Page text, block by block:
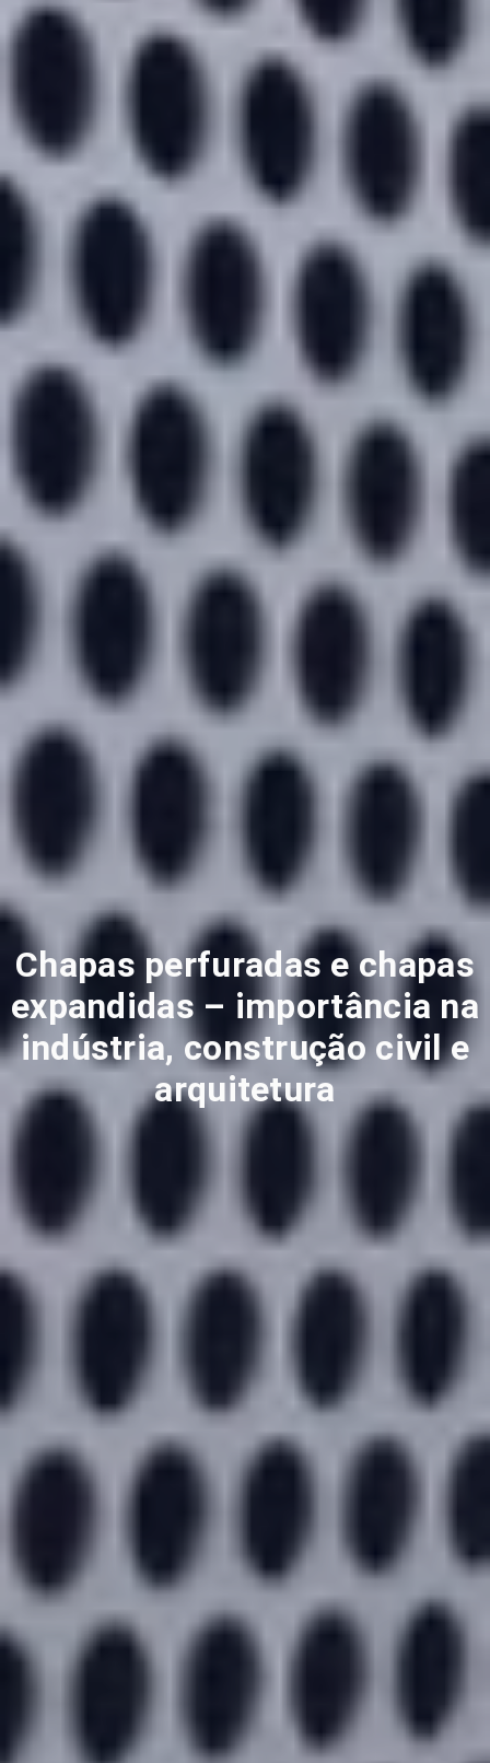
Chapas perfuradas e chapas
expandidas – importância na
indústria, construção civil e
arquitetura